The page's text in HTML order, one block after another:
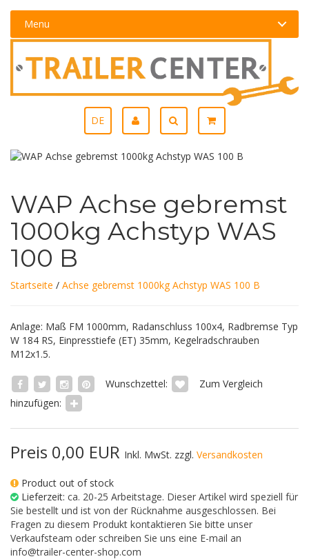
Menu
DE
WAP Achse gebremst
1000kg Achstyp WAS
100 B
Startseite / Achse gebremst 1000kg Achstyp WAS 100 B
Anlage: Maß FM 1000mm, Radanschluss 100x4, Radbremse Typ
W 184 RS, Einpresstiefe (ET) 35mm, Kegelradschrauben
M12x1.5.
Wunschzettel:
Zum Vergleich
hinzufügen:
Preis 0,00 EUR Inkl. MwSt. zzgl. Versandkosten
Product out of stock
Lieferzeit: ca. 20-25 Arbeitstage. Dieser Artikel wird speziell für
Sie bestellt und ist von der Rücknahme ausgeschlossen. Bei
Fragen zu diesem Produkt kontaktieren Sie bitte unser
Verkaufsteam oder schreiben Sie uns eine E-mail an
info@trailer-center-shop.com